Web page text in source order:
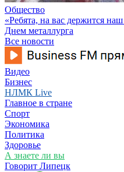
Общество
«Ребята, на вас держится
Днем металлурга
Все новости
Видео
Бизнес
НЛМК Live
Главное в стране
Спорт
Экономика
Политика
Здоровье
А знаете ли вы
Говорит Липецк